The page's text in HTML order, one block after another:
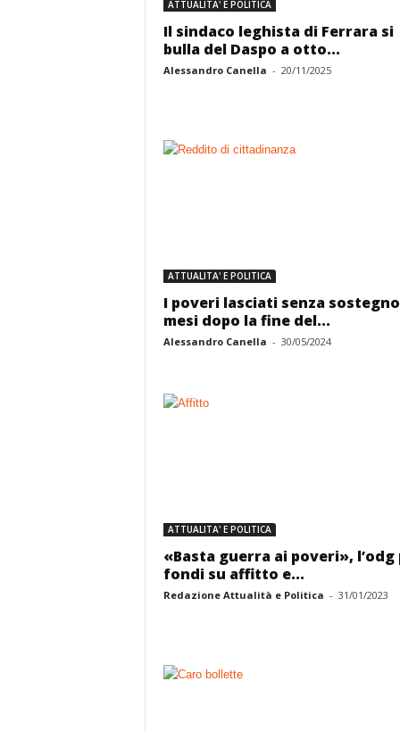
ATTUALITA' E POLITICA
Il sindaco leghista di Ferrara si
bulla del Daspo a otto...
Alessandro Canella - 20/11/2025
ATTUALITA' E POLITICA
I poveri lasciati senza
mesi dopo la fine del...
Alessandro Canella - 30/05/2024
ATTUALITA' E POLITICA
«Basta guerra ai poveri», l’odg
fondi su affitto e...
Redazione Attualità e Politica - 31/01/2023